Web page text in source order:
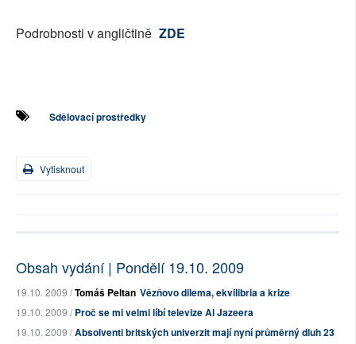
Podrobnosti v angličtině ZDE
Sdělovací prostředky
Vytisknout
Obsah vydání | Pondělí 19.10. 2009
19.10. 2009 /Tomáš Peltan Vězňovo dilema, ekvilibria a krize
19.10. 2009 /Proč se mi velmi líbí televize Al Jazeera
19.10. 2009 /Absolventi britských univerzit mají nyní průměrný dluh 23